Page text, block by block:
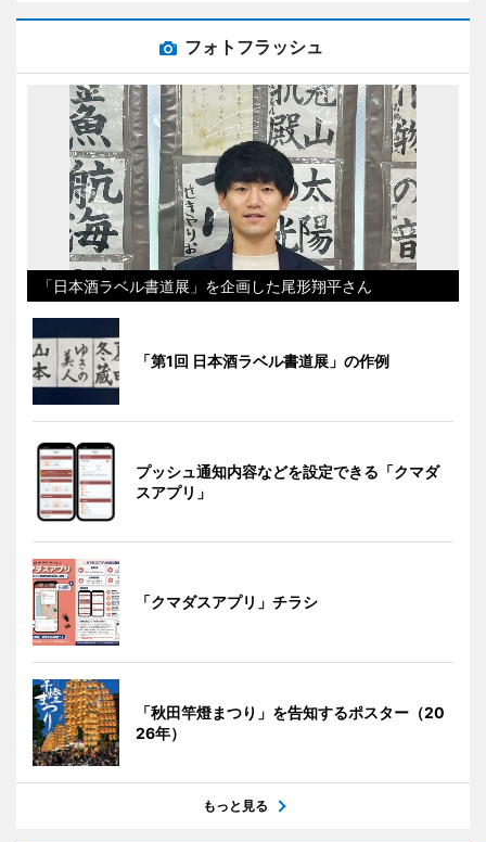
フォトフラッシュ
「日本酒ラベル書道展」を企画した尾形翔平さん
「第1回 日本酒ラベル書道展」の作例
プッシュ通知内容などを設定できる「クマダ
スアプリ」
「クマダスアプリ」チラシ
「秋田竿燈まつり」を告知するポスター（20
26年）
もっと見る